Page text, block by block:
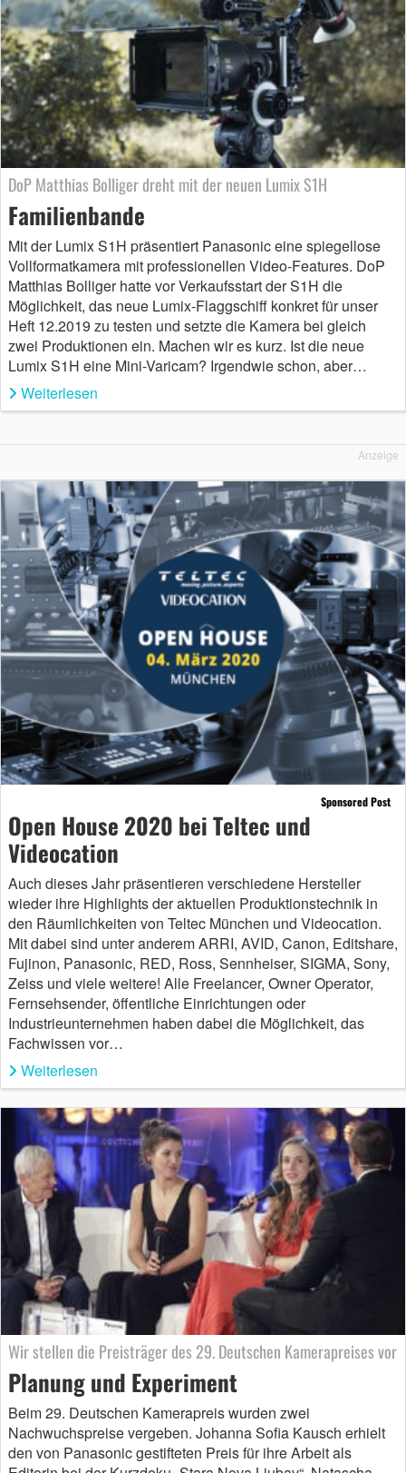
DoP Matthias Bolliger dreht mit der neuen Lumix S1H
Familienbande
Mit der Lumix S1H präsentiert Panasonic eine spiegellose
Vollformatkamera mit professionellen Video-Features. DoP
Matthias Bolliger hatte vor Verkaufsstart der S1H die
Möglichkeit, das neue Lumix-Flaggschiff konkret für unser
Heft 12.2019 zu testen und setzte die Kamera bei gleich
zwei Produktionen ein. Machen wir es kurz. Ist die neue
Lumix S1H eine Mini-Varicam? Irgendwie schon, aber…
Weiterlesen
Anzeige
Sponsored Post
Open House 2020 bei Teltec und
Videocation
Auch dieses Jahr präsentieren verschiedene Hersteller
wieder ihre Highlights der aktuellen Produktionstechnik in
den Räumlichkeiten von Teltec München und Videocation.
Mit dabei sind unter anderem ARRI, AVID, Canon, Editshare,
Fujinon, Panasonic, RED, Ross, Sennheiser, SIGMA, Sony,
Zeiss und viele weitere! Alle Freelancer, Owner Operator,
Fernsehsender, öffentliche Einrichtungen oder
Industrieunternehmen haben dabei die Möglichkeit, das
Fachwissen vor…
Weiterlesen
Wir stellen die Preisträger des 29. Deutschen Kamerapreises vor
Planung und Experiment
Beim 29. Deutschen Kamerapreis wurden zwei
Nachwuchspreise vergeben. Johanna Sofia Kausch erhielt
den von Panasonic gestifteten Preis für ihre Arbeit als